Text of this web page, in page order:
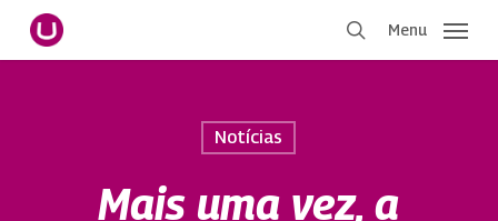
Pular
para
Menu
Notícias
Mais uma vez, a